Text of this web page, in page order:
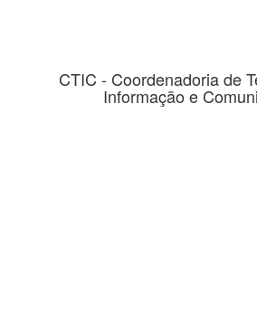
CTIC - Coordenadoria de
Informação e